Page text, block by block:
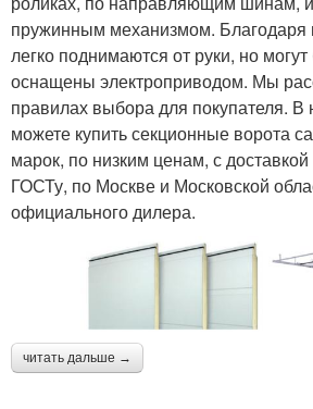
пружинным механизмом. Благодаря
легко поднимаются от руки, но
оснащены электроприводом. Мы
правилах выбора для покупателя.
можете купить секционные ворота
марок, по низким ценам, с
ГОСТу, по Москве и Московской
официального дилера.
читать дальше →